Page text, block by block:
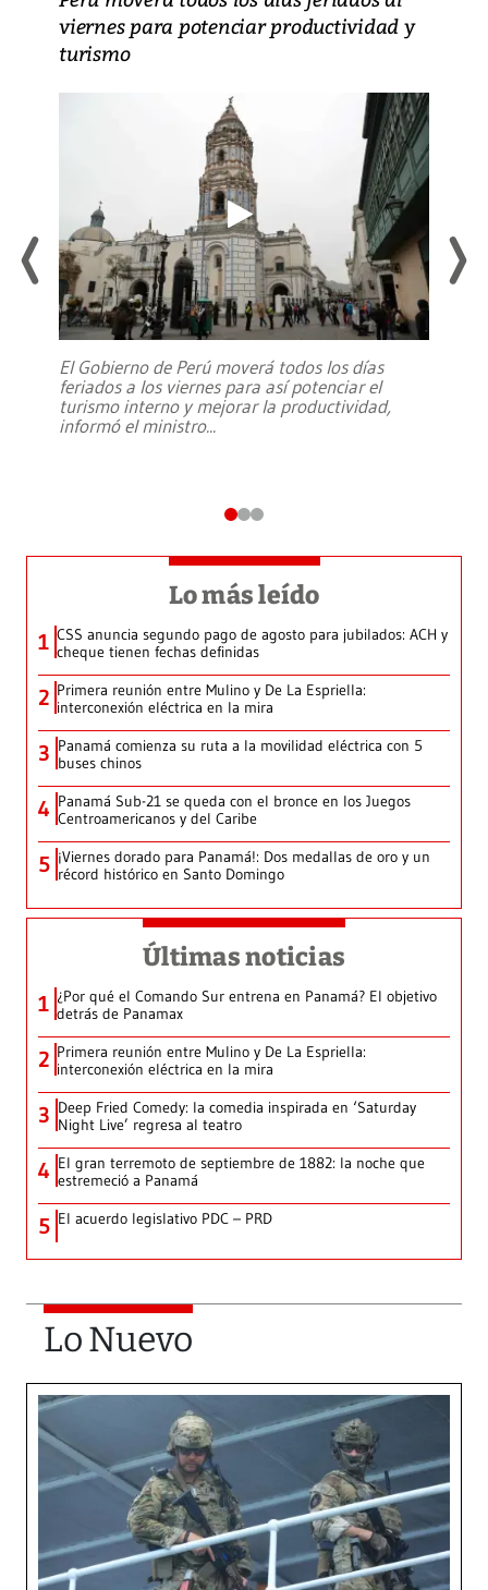
viernes para potenciar productividad y
turismo
El Gobierno de Perú moverá todos los días
feriados a los viernes para así potenciar el
turismo interno y mejorar la productividad,
informó el ministro...
Lo más leído
1 CSS anuncia segundo pago de agosto para jubilados: ACH y
cheque tienen fechas definidas
2 Primera reunión entre Mulino y De La Espriella:
interconexión eléctrica en la mira
3 Panamá comienza su ruta a la movilidad eléctrica con 5
buses chinos
4 Panamá Sub-21 se queda con el bronce en los Juegos
Centroamericanos y del Caribe
5 ¡Viernes dorado para Panamá!: Dos medallas de oro y un
récord histórico en Santo Domingo
Últimas noticias
1 ¿Por qué el Comando Sur entrena en Panamá? El objetivo
detrás de Panamax
2 Primera reunión entre Mulino y De La Espriella:
interconexión eléctrica en la mira
3 Deep Fried Comedy: la comedia inspirada en ‘Saturday
Night Live’ regresa al teatro
4 El gran terremoto de septiembre de 1882: la noche que
estremeció a Panamá
5 El acuerdo legislativo PDC – PRD
Lo Nuevo